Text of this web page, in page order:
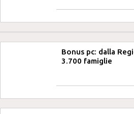
Bonus pc: dalla
3.700 famiglie